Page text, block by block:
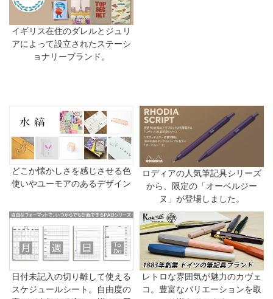
イギリス在住のダレルとジュリ
アによって設立されたステーシ
ョナリーブランド。
どこか懐かしさを感じさせる色
使いやユーモアのあるデザイン
ロディアの人気筆記具シリーズ
から、限定の「オーベルジー
ヌ」が登場しました。
日付未記入の切り離して使える
スケジュールシート。自由度の
レトロな雰囲気が魅力のカヴェ
コ。豊富なバリエーションを取